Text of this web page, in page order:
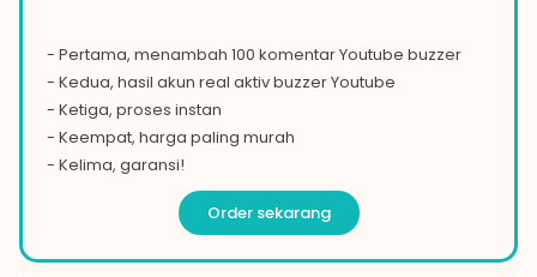
- Pertama, menambah 100 komentarYoutube buzzer
- Kedua, hasil akun real aktiv buzzerYoutube
- Ketiga, proses instan
- Keempat, harga paling murah
- Kelima, garansi!
Order sekarang